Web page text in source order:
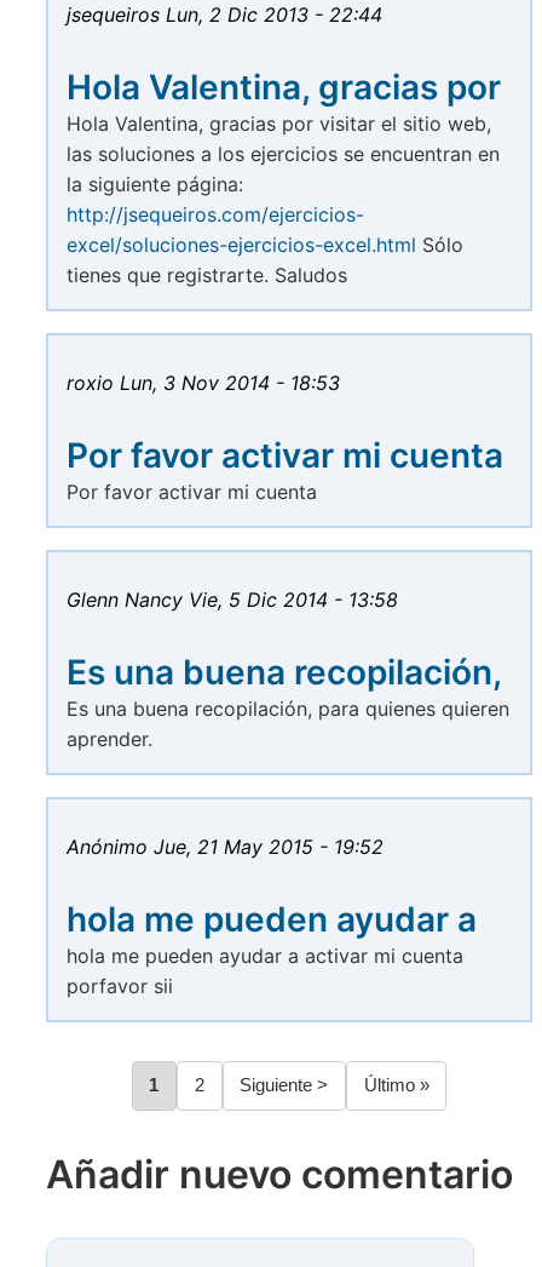
jsequeiros Lun, 2 Dic 2013 - 22:44
Hola Valentina, gracias por
Hola Valentina, gracias por visitar el sitio web,
las soluciones a los ejercicios se encuentran en
la siguiente página:
http://jsequeiros.com/ejercicios-
excel/soluciones-ejercicios-excel.html Sólo
tienes que registrarte. Saludos
roxio Lun, 3 Nov 2014 - 18:53
Por favor activar mi cuenta
Por favor activar mi cuenta
Glenn Nancy Vie, 5 Dic 2014 - 13:58
Es una buena recopilación,
Es una buena recopilación, para quienes quieren
aprender.
Anónimo Jue, 21 May 2015 - 19:52
hola me pueden ayudar a
hola me pueden ayudar a activar mi cuenta
porfavor sii
Paginación
Página
1 Página
2
Siguiente
página
Siguiente >
Última
página
Último »
Añadir nuevo comentario